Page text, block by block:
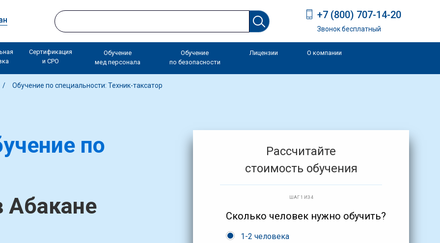
+7 (800) 707-14-20
Звонок бесплатный
Сертификация
и СРО
Обучение
мед персонала
Обучение
по безопасности
Лицензии О компании
Обучение по специальности: Техник-таксатор
по
Абакане
Рассчитайте
стоимость обучения
ШАГ 1 ИЗ 4
Сколько человек нужно обучить?
1-2 человека